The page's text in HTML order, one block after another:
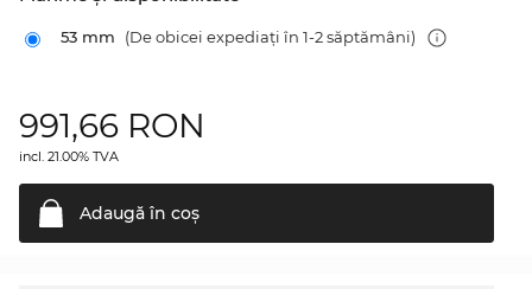
53 mm (De obicei expediați în 1-2 săptămâni)
991,66 RON
incl. 21.00% TVA
Adaugă în coş